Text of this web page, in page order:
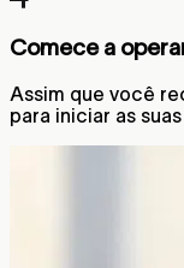
Comece a
Assim que você
para iniciar as